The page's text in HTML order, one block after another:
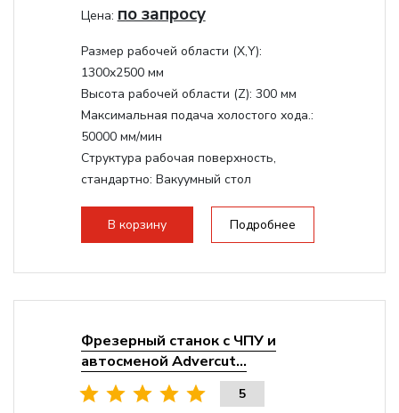
Цена: по запросу
Размер рабочей области (Х,Y):
1300x2500 мм
Высота рабочей области (Z): 300 мм
Максимальная подача холостого хода.:
50000 мм/мин
Структура рабочая поверхность,
стандартно: Вакуумный стол
Мощность инвертора:
10500 Вт
Охлаждение шпинделя:Воздушное
В корзину Подробнее
Фрезерный станок с ЧПУ и
автосменой Advercut...
5